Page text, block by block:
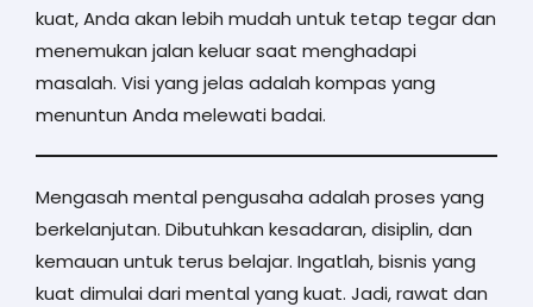
kuat, Anda akan lebih mudah untuk tetap tegar dan
menemukan jalan keluar saat menghadapi
masalah. Visi yang jelas adalah kompas yang
menuntun Anda melewati badai.
Mengasah mental pengusaha adalah proses yang
berkelanjutan. Dibutuhkan kesadaran, disiplin, dan
kemauan untuk terus belajar. Ingatlah, bisnis yang
kuat dimulai dari mental yang kuat. Jadi, rawat dan